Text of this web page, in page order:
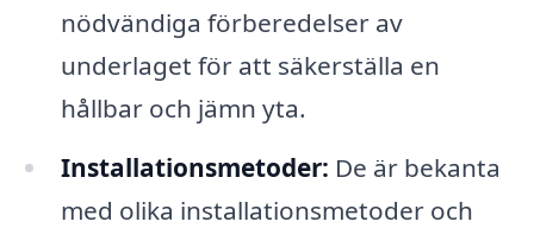
nödvändiga förberedelser av
underlaget för att säkerställa en
hållbar och jämn yta.
Installationsmetoder: De är bekanta
med olika installationsmetoder och